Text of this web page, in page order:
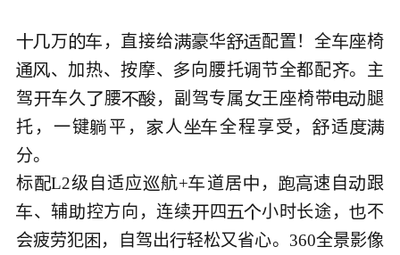
万  ，直接给华配置！全椅
、加热、按摩、 向腰托 节全都配。主
驾车久 腰 ，副驾专属王 椅带腿
托，一键 平， 人 全程享受，适
分。
标L2级自适应航+ 道居 ， 速自跟
、辅控方向，连续四 小时长途，不
会疲劳犯 ，自驾出轻松又省心。360全景影像